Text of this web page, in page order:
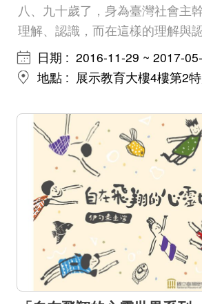
八、九十歲了，身為臺灣社會主
理解、認識，而在這樣的理解與
日期
2016-11-29 ~ 2017-
地點
展示教育大樓4樓第2